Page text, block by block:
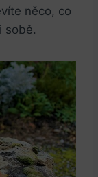
něco, co
sobě.